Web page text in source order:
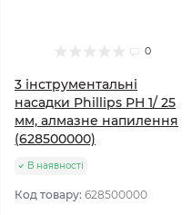
0
3 інструментальні
насадки Phillips PH 1/ 25
мм, алмазне напилення
(628500000)
В наявності
Код товару: 628500000